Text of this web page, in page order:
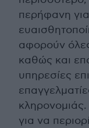
περήφανη
αφορούν
καθώς και
υπηρεσίες
για να